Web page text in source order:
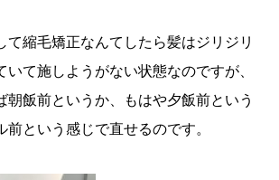
て縮毛矯正なんてしたら髪はジリジリ
いて施しようがない状態なのですが、
朝飯前というか、もはや夕飯前という
前という感じで直せるのです。